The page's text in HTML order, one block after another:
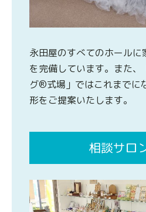
永田屋のすべてのホールに
を完備しています。また、
グ®式場」ではこれまでに
形をご提案いたします。
相談サロ